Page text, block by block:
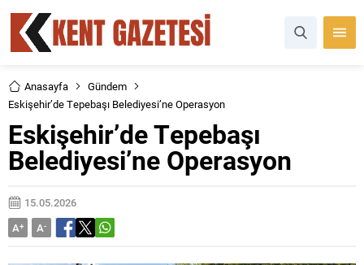
Anasayfa
Gündem
Eskişehir’de Tepebaşı Belediyesi’ne Operasyon
Eskişehir’de Tepebaşı
Belediyesi’ne Operasyon
15.05.2026
A+ A-